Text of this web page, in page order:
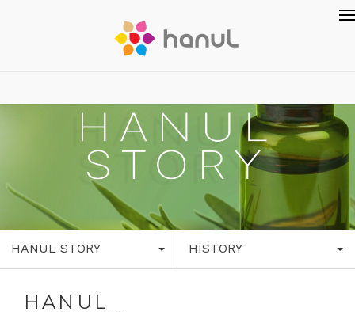
HANUL STORY HISTORY
HANUL